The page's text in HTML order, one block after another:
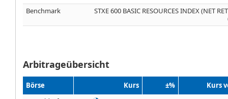
Benchmark
STXE 600 BASIC RESOURCES INDEX (NET
Arbitrageübersicht
Börse Kurs ±%
Kurs